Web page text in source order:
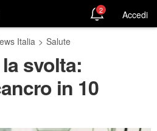
2 Accedi
Italia > Salute
svolta:
in 10